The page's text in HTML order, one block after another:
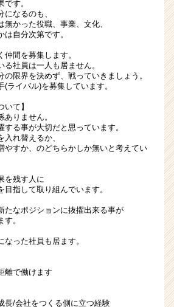
す。
なるのも、
無かった役職、事業、文化、
自分次第です。
間を募集します。
社員は一人も居ません。
の限界を決めず、戦っていきましょう。
ライバル)を募集しています。
いて】
りません。
る事が大切だと思っています。
れ替えるか、
やすか、のどちらかしか無いと考えてい
を残す人に
指して取り組んでいます。
たなポジションに抜擢出来る事が
。
った社員も居ます。
離で働けます
長/会社をつくる側に立つ経験